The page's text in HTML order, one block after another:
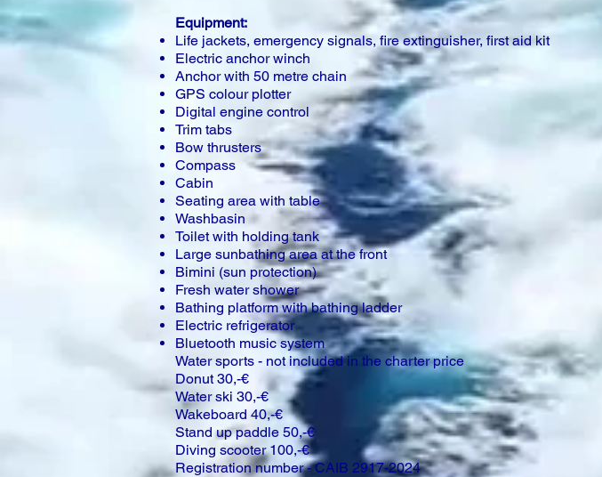
Equipment:
Life jackets, emergency signals, fire extinguisher, first aid kit
Electric anchor winch
Anchor with 50 metre chain
GPS colour plotter
Digital engine control
Trim tabs
Bow thrusters
Compass
Cabin
Seating area with table
Washbasin
Toilet with holding tank
Large sunbathing area at the front
Bimini (sun protection)
Fresh water shower
Bathing platform with bathing ladder
Electric refrigerator
Bluetooth music system
Water sports - not included in the charter price
Donut 30,-€
Water ski 30,-€
Wakeboard 40,-€
Stand up paddle 50,-€
Diving scooter 100,-€
Registration number - CAIB 2917-2024